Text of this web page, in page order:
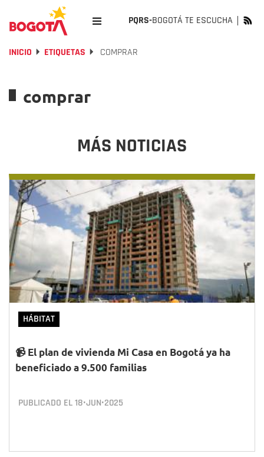
PQRS-BOGOTÁ TE ESCUCHA
INICIO ETIQUETAS COMPRAR
comprar
MÁS NOTICIAS
HÁBITAT
📹 El plan de vivienda Mi Casa en Bogotá ya ha
beneficiado a 9.500 familias
PUBLICADO EL18•JUN•2025